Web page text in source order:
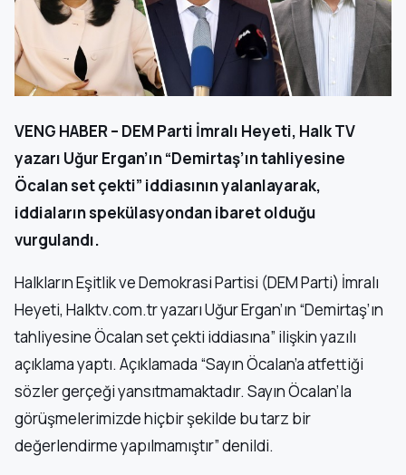
VENG HABER – DEM Parti İmralı Heyeti, Halk TV
yazarı Uğur Ergan’ın “Demirtaş’ın tahliyesine
Öcalan set çekti” iddiasının yalanlayarak,
iddiaların spekülasyondan ibaret olduğu
vurgulandı.
Halkların Eşitlik ve Demokrasi Partisi (DEM Parti) İmralı
Heyeti, Halktv.com.tr yazarı Uğur Ergan’ın “Demirtaş’ın
tahliyesine Öcalan set çekti iddiasına” ilişkin yazılı
açıklama yaptı. Açıklamada “Sayın Öcalan’a atfettiği
sözler gerçeği yansıtmamaktadır. Sayın Öcalan’la
görüşmelerimizde hiçbir şekilde bu tarz bir
değerlendirme yapılmamıştır” denildi.